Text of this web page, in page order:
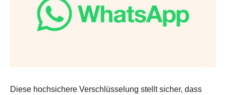
Diese hochsichere Verschlüsselung stellt sicher, dass